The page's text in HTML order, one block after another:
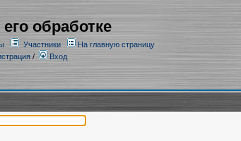
обработке
Участники
На главную страницу
/ Вход